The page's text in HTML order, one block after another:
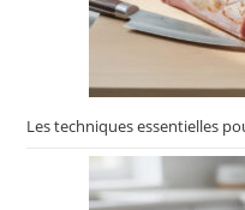
Les techniques essentielles